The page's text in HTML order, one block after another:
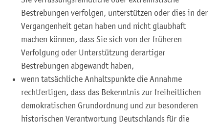
Bestrebungen verfolgen, unterstützen oder dies in der
Vergangenheit getan haben und nicht glaubhaft
machen können, dass Sie sich von der früheren
Verfolgung oder Unterstützung derartiger
Bestrebungen abgewandt haben,
wenn tatsächliche Anhaltspunkte die Annahme
rechtfertigen, dass das Bekenntnis zur freiheitlichen
demokratischen Grundordnung und zur besonderen
historischen Verantwortung Deutschlands für die